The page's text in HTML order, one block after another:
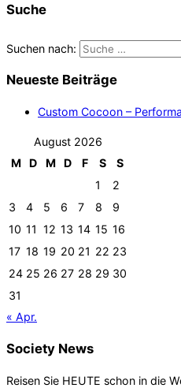
Suche
Suchen nach:
Neueste Beiträge
Custom Cocoon –
August 2026
M
D M D F S
S
1
2
3
4 5 6 7 8
9
10 11 12 13 14 15 16
17 18 19 20 21 22 23
24 25 26 27 28 29 30
31
« Apr.
Society News
Reisen Sie HEUTE schon in die